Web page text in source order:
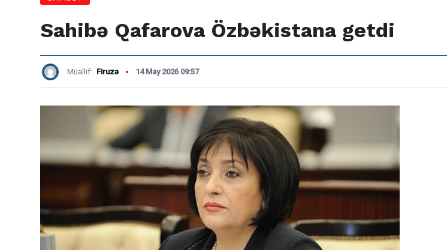
Sahibə Qafarova Özbəkistana getdi
Müəllif: Firuzə 14 May 2026 09:57